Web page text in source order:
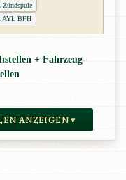
Zündspule
AYL BFH
+ Fahrzeug-
ANZEIGEN ▾